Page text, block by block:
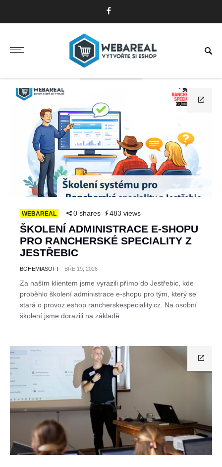
WEBAREAL 0 shares 483 views
ŠKOLENÍ ADMINISTRACE E-SHOPU
PRO RANCHERSKÉ SPECIALITY Z
JESTŘEBIC
BOHEMIASOFT - BŘE 19, 2026
Za naším klientem jsme vyrazili přímo do Jestřebic, kde
proběhlo školení administrace e-shopu pro tým, který se
stará o provoz eshop.rancherskespeciality.cz. Na osobní
školení jsme dorazili na základě…